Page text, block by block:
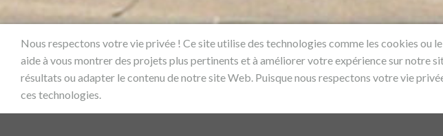
Nous respectons votre vie privée ! Ce site utilise des technologies comme les cookies ou
aide à vous montrer des projets plus pertinents et à améliorer votre expérience sur notre
résultats ou adapter le contenu de notre site Web. Puisque nous respectons votre vie
ces technologies.